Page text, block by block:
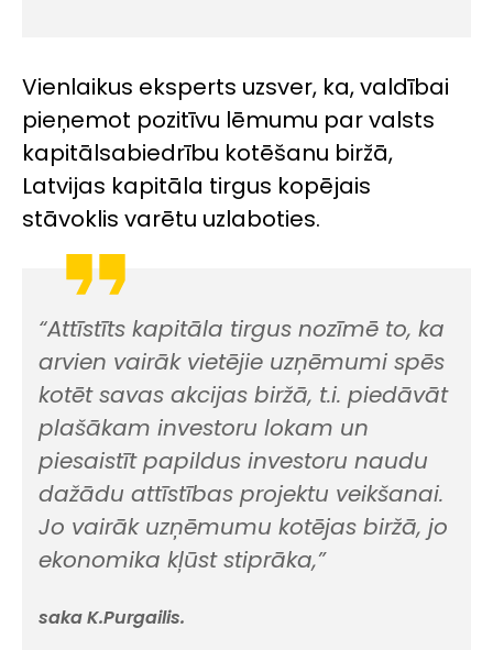
Vienlaikus eksperts uzsver, ka, valdībai
pieņemot pozitīvu lēmumu par valsts
kapitālsabiedrību kotēšanu biržā,
Latvijas kapitāla tirgus kopējais
stāvoklis varētu uzlaboties.
“Attīstīts kapitāla tirgus nozīmē to, ka
arvien vairāk vietējie uzņēmumi spēs
kotēt savas akcijas biržā, t.i. piedāvāt
plašākam investoru lokam un
piesaistīt papildus investoru naudu
dažādu attīstības projektu veikšanai.
Jo vairāk uzņēmumu kotējas biržā, jo
ekonomika kļūst stiprāka,”
saka K.Purgailis.